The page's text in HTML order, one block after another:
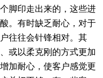
脚印走出来的，这些进
。有时缺乏耐心，对于
往往会针锋相对。其
或以柔克刚的方式更加
加耐心，使客户感觉更